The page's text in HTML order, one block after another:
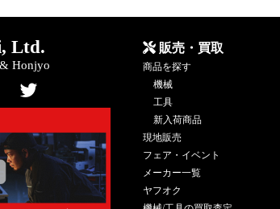
Ltd.
& Honjyo
販売・買取
商品を探す
機械
工具
新入荷商品
現地販売
フェア・イベント
メーカー一覧
ヤフオク